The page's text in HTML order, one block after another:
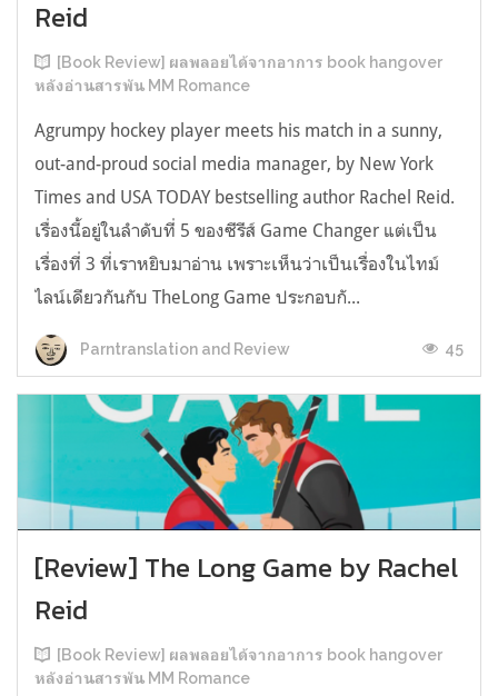
Reid
[Book Review] ผลพลอยได้จากอาการ book hangover
หลังอ่านสารพัน MM Romance
Agrumpy hockey player meets his match in a sunny,
out-and-proud social media manager, by New York
Times and USA TODAY bestselling author Rachel Reid.
เรื่องนี้อยู่ในลำดับที่ 5 ของซีรีส์ Game Changer แต่เป็น
เรื่องที่ 3 ที่เราหยิบมาอ่าน เพราะเห็นว่าเป็นเรื่องในไทม์
ไลน์เดียวกันกับ TheLong Game ประกอบกั...
Parntranslation and Review 45
[Review] The Long Game by Rachel
Reid
[Book Review] ผลพลอยได้จากอาการ book hangover
หลังอ่านสารพัน MM Romance